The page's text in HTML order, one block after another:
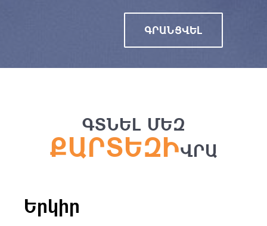
ԳՐԱՆՑՎԵԼ
ԳՏՆԵԼ ՄԵԶ
ՔԱՐՏԵԶԻՎՐԱ
Երկիր